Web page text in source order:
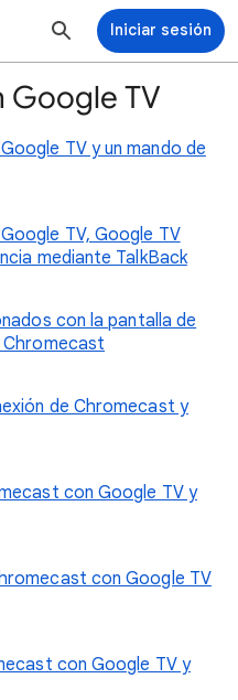
Iniciar sesión
TV
TV y un mando de
TV, Google TV
mediante TalkBack
con la pantalla de
de Chromecast y
con Google TV y
con Google TV
con Google TV y